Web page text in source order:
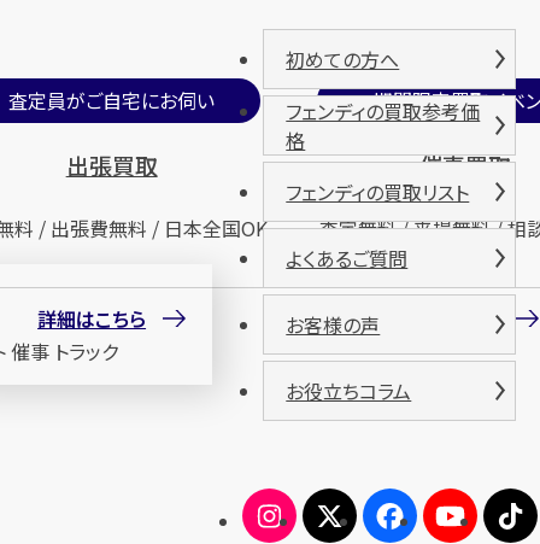
査定員がご自宅にお伺い
出張買取
料 / 出張費無料 / 日本全国OK
詳細はこちら
期間限定買取イベ
催事買取
査定無料 / 来場無料 / 相
詳細はこちら
初めての方へ
フェンディの買取参考価
格
フェンディの買取リスト
よくあるご質問
お客様の声
お役立ちコラム